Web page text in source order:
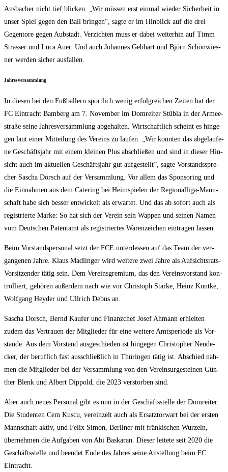
Ans­ba­cher nicht tief bli­cken. „Wir müs­sen erst ein­mal wie­der Sicher­heit in
unser Spiel gegen den Ball brin­gen“, sag­te er im Hin­blick auf die drei
Gegen­to­re gegen Aub­stadt. Ver­zich­ten muss er dabei wei­ter­hin auf Timm
Stras­ser und Luca Auer. Und auch Johan­nes Geb­hart und Björn Schön­wies­
ner wer­den sicher ausfallen.
Jah­res­ver­samm­lung
In die­sen bei den Fuß­bal­lern sport­lich wenig erfolg­rei­chen Zei­ten hat der
FC Ein­tracht Bam­berg am 7. Novem­ber im Dom­rei­ter Stüb­la in der Armee­
stra­ße sei­ne Jah­res­ver­samm­lung abge­hal­ten. Wirt­schaft­lich scheint es hin­ge­
gen laut einer Mit­tei­lung des Ver­eins zu lau­fen. „Wir konn­ten das abge­lau­fe­
ne Geschäfts­jahr mit einem klei­nen Plus abschlie­ßen und sind in die­ser Hin­
sicht auch im aktu­el­len Geschäfts­jahr gut auf­ge­stellt”, sag­te Vor­stands­spre­
cher Sascha Dorsch auf der Ver­samm­lung. Vor allem das Spon­so­ring und
die Ein­nah­men aus dem Cate­ring bei Heim­spie­len der Regio­nal­li­ga-Mann­
schaft habe sich bes­ser ent­wi­ckelt als erwar­tet. Und das ab sofort auch als
regis­trier­te Mar­ke: So hat sich der Ver­ein sein Wap­pen und sei­nen Namen
vom Deut­schen Patent­amt als regis­trier­tes Waren­zei­chen ein­tra­gen lassen.
Beim Vor­stands­per­so­nal setzt der FCE unter­des­sen auf das Team der ver­
gan­ge­nen Jah­re. Klaus Mad­lin­ger wird wei­te­re zwei Jah­re als Auf­sichts­rats-
Vor­sit­zen­der tätig sein. Dem Ver­eins­gre­mi­um, das den Ver­eins­vor­stand kon­
trol­liert, gehö­ren außer­dem nach wie vor Chris­toph Star­ke, Heinz Kunt­ke,
Wolf­gang Heyder und Ull­rich Debus an.
Sascha Dorsch, Bernd Kauf­er und Finanz­chef Josef Ahmann erhiel­ten
zudem das Ver­trau­en der Mit­glie­der für eine wei­te­re Amts­pe­ri­ode als Vor­
stän­de. Aus dem Vor­stand aus­ge­schie­den ist hin­ge­gen Chris­to­pher Neu­de­
cker, der beruf­lich fast aus­schließ­lich in Thü­rin­gen tätig ist. Abschied nah­
men die Mit­glie­der bei der Ver­samm­lung von den Ver­einsur­ge­stei­nen Gün­
ther Blenk und Albert Dip­pold, die 2023 ver­stor­ben sind.
Aber auch neu­es Per­so­nal gibt es nun in der Geschäfts­stel­le der Dom­rei­ter.
Die Stu­den­ten Cem Kus­cu, ver­ein­zelt auch als Ersatz­tor­wart bei der ers­ten
Mann­schaft aktiv, und Felix Simon, Ber­li­ner mit frän­ki­schen Wur­zeln,
über­neh­men die Auf­ga­ben von Abi Bas­ka­ran. Die­ser lei­te­te seit 2020 die
Geschäfts­stel­le und been­det Ende des Jah­res sei­ne Anstel­lung beim FC
Eintracht.